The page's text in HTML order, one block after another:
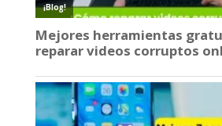
¡Blog!
Mejores herramientas
reparar videos corruptos